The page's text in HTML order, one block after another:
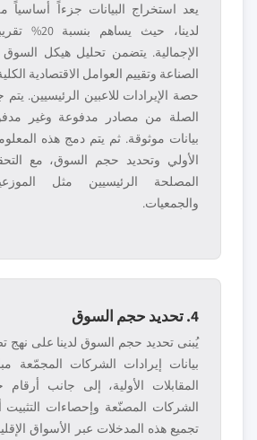
يعد استخراج البيانات جزءاً أساسياً
لدينا، حيث
الإجمالية. يتضمن تحليل هيكل السوق
الصناعة وتقييم العوامل الاقتصادية
حصة الإيرادات للاعبين الرئيسيين. يتم
الصلة من مصادر مدفوعة وغير
بيانات موثوقة. ثم يتم دمج هذه
الأولي وتحديد حجم السوق، مع
المصلحة الرئيسيين مثل
والجمعيات.
4. تحديد حجم السوق
يُبنى تحديد حجم السوق لدينا على نهج
بيانات إيرادات الشركات المجمّعة
المقابلات الأولية، إلى جانب
الشركات المصنّعة وإحصاءات التثبيت
تجميع هذه المدخلات عبر الأسواق